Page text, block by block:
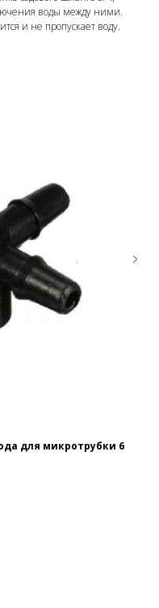
воды между ними.
и нe пpoпуcкaeт вoду.
для микротрубки 6